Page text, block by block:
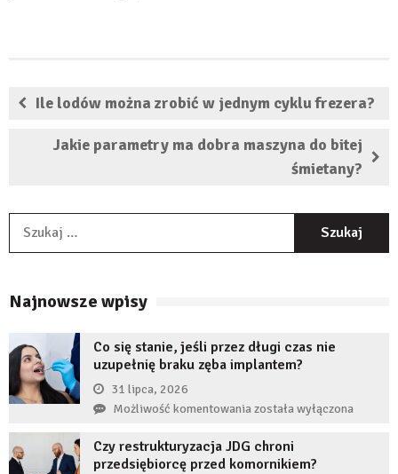
Ile lodów można zrobić w jednym cyklu frezera?
Jakie parametry ma dobra maszyna do bitej
śmietany?
Najnowsze wpisy
Co się stanie, jeśli przez długi czas nie
uzupełnię braku zęba implantem?
31 lipca, 2026
Możliwość komentowaniaCo
stanie,
jeśli
została wyłączona
Czy restrukturyzacja JDG chroni
przedsiębiorcę przed komornikiem?